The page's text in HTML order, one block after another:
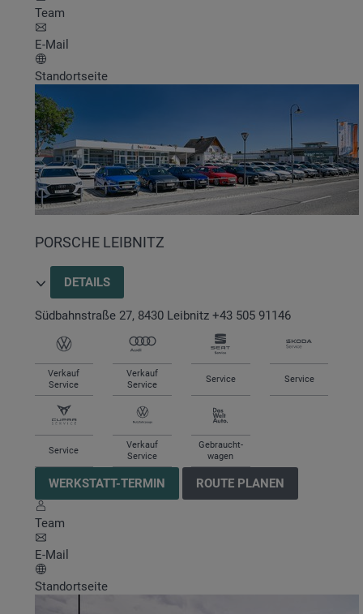
Team
E-Mail
Standortseite
PORSCHE LEIBNITZ
DETAILS
Südbahnstraße 27, 8430 Leibnitz +43 505 91146
Verkauf
Service
Verkauf
Service
Service Service
Service
Verkauf
Service
Gebraucht-
wagen
WERKSTATT-TERMIN ROUTE PLANEN
Team
E-Mail
Standortseite